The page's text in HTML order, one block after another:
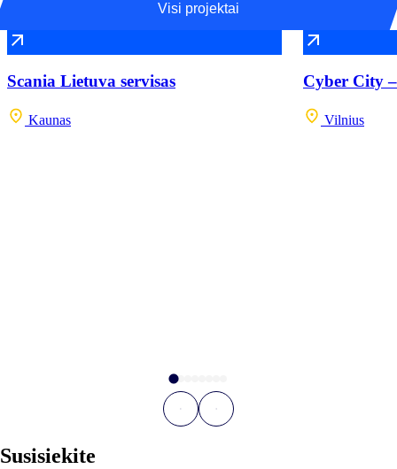
Visi projektai
Scania Lietuva servisas
Kaunas
Cyber City
Vilnius
Susisiekite